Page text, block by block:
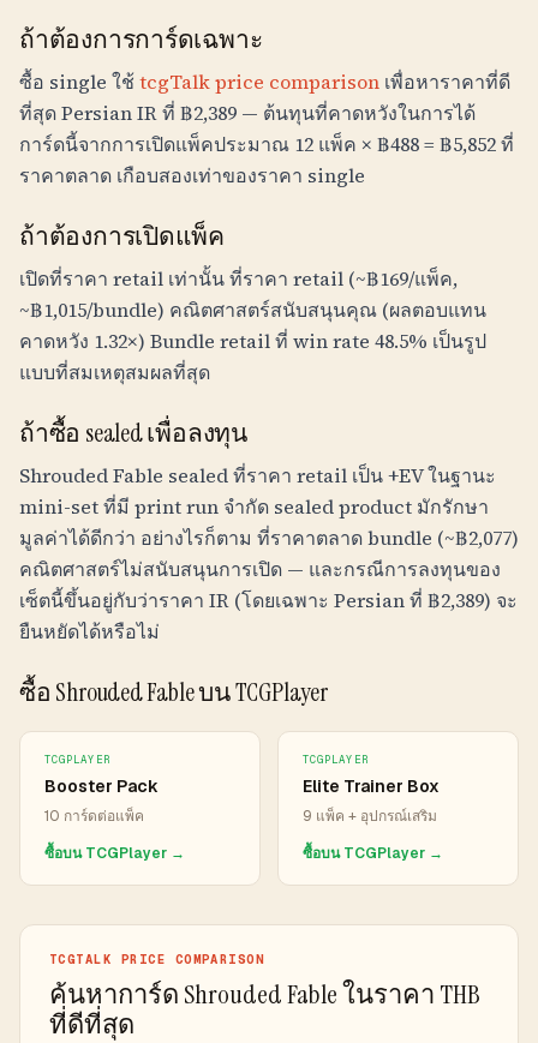
ถ้าต้องการการ์ดเฉพาะ
ซื้อ single ใช้tcgTalk price comparison เพื่อหาราคาที่ดี
ที่สุด Persian IR ที่ ฿2,389 — ต้นทุนที่คาดหวังในการได้
การ์ดนี้จากการเปิดแพ็คประมาณ 12 แพ็ค × ฿488= ฿5,852ที่
ราคาตลาด เกือบสองเท่าของราคา single
ถ้าต้องการเปิดแพ็ค
เปิดที่ราคา retail เท่านั้น ที่ราคา retail (~฿169/แพ็ค,
~฿1,015/bundle) คณิตศาสตร์สนับสนุนคุณ (ผลตอบแทน
คาดหวัง 1.32×) Bundle retail ที่ win rate 48.5% เป็นรูป
แบบที่สมเหตุสมผลที่สุด
ถ้าซื้อ sealed เพื่อลงทุน
Shrouded Fable sealed ที่ราคา retail เป็น +EV ในฐานะ
mini-set ที่มี print run จำกัด sealed product มักรักษา
มูลค่าได้ดีกว่า อย่างไรก็ตาม ที่ราคาตลาด bundle (~฿2,077)
คณิตศาสตร์ไม่สนับสนุนการเปิด — และกรณีการลงทุนของ
เซ็ตนี้ขึ้นอยู่กับว่าราคา IR (โดยเฉพาะ Persian ที่ ฿2,389) จะ
ยืนหยัดได้หรือไม่
ซื้อ Shrouded Fable บน TCGPlayer
TCGPLAYER
Booster Pack
10 การ์ดต่อแพ็ค
ซื้อบน TCGPlayer →
TCGPLAYER
Elite Trainer Box
9 แพ็ค + อุปกรณ์เสริม
ซื้อบน TCGPlayer →
TCGTALK PRICE COMPARISON
ค้นหาการ์ด Shrouded Fable ในราคา THB
ที่ดีที่สุด